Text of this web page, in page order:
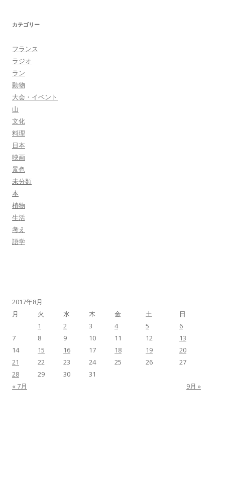
カテゴリー
フランス
ラジオ
ラン
動物
大会・イベント
山
文化
料理
日本
映画
景色
未分類
本
植物
生活
考え
語学
2017年8月
月
火 水 木 金 土 日
« 7月 9月 »
1 2 3 4 5
6
7
8 9 10 11 12
13
14
15 16 17 18 19
20
21
22 23 24 25 26
27
28
29 30 31